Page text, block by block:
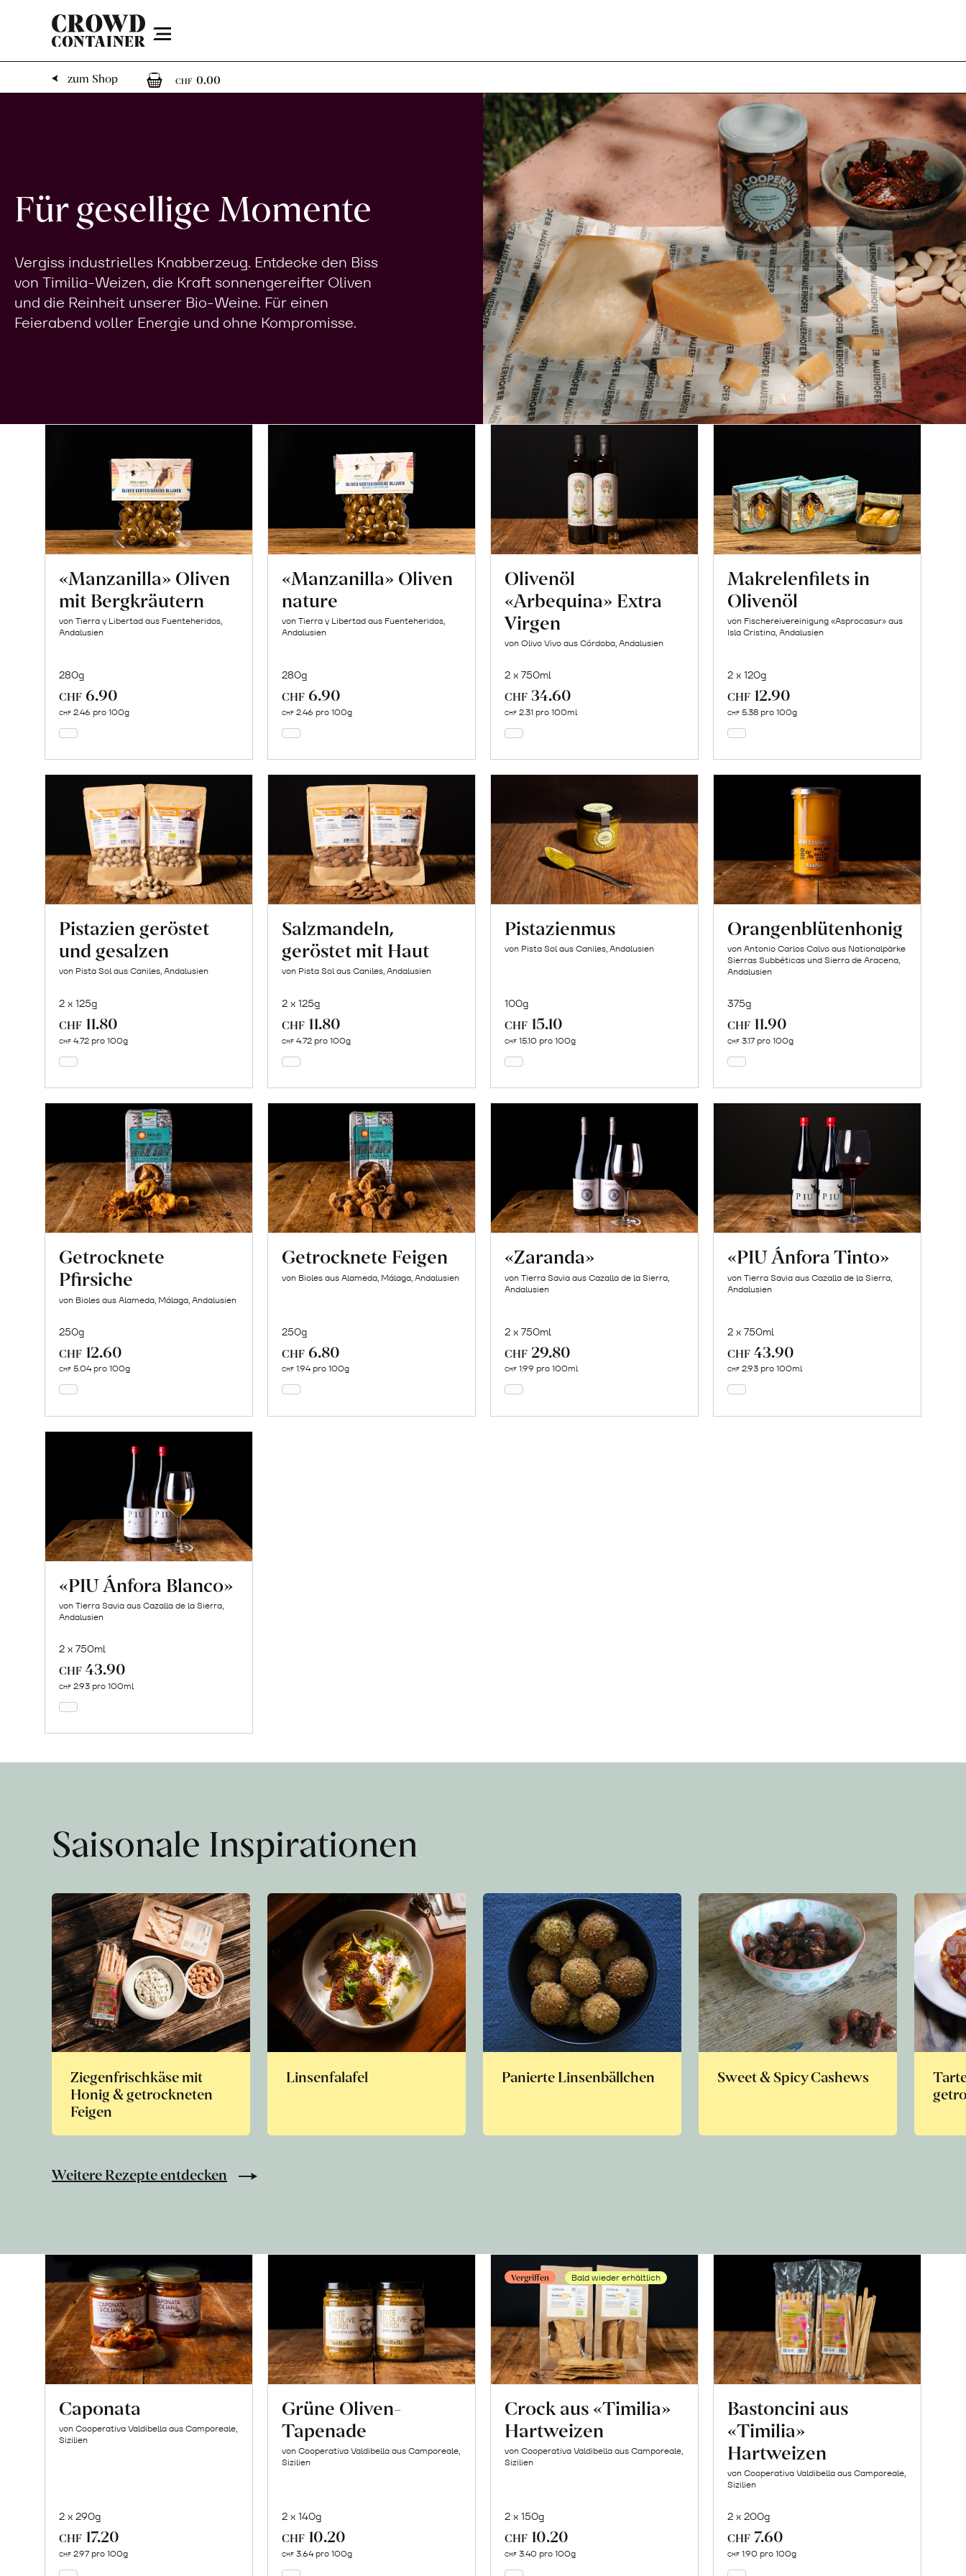
Menu
zum Shop
CHF 0.00
Für gesellige Momente
Vergiss industrielles Knabberzeug. Entdecke den Biss
von Timilia-Weizen, die Kraft sonnengereifter Oliven
und die Reinheit unserer Bio-Weine. Für einen
Feierabend voller Energie und ohne Kompromisse.
«Manzanilla» Oliven
mit Bergkräutern
von Tierra y Libertad aus Fuenteheridos,
Andalusien
280g
CHF 6.90
CHF 2.46 pro 100g
«Manzanilla» Oliven
nature
von Tierra y Libertad aus Fuenteheridos,
Andalusien
280g
CHF 6.90
CHF 2.46 pro 100g
Olivenöl
«Arbequina» Extra
Virgen
von Olivo Vivo aus Córdoba, Andalusien
2 x 750ml
CHF 34.60
CHF 2.31 pro 100ml
Makrelenfilets in
Olivenöl
von Fischereivereinigung «Asprocasur» aus
Isla Cristina, Andalusien
2 x 120g
CHF 12.90
CHF 5.38 pro 100g
Pistazien geröstet
und gesalzen
von Pista Sol aus Caniles, Andalusien
2 x 125g
CHF 11.80
CHF 4.72 pro 100g
Salzmandeln,
geröstet mit Haut
von Pista Sol aus Caniles, Andalusien
2 x 125g
CHF 11.80
CHF 4.72 pro 100g
Pistazienmus
von Pista Sol aus Caniles, Andalusien
100g
CHF 15.10
CHF 15.10 pro 100g
Orangenblütenhonig
von Antonio Carlos Calvo aus Nationalpärke
Sierras Subbéticas und Sierra de Aracena,
Andalusien
375g
CHF 11.90
CHF 3.17 pro 100g
Getrocknete
Pfirsiche
von Bioles aus Alameda, Málaga, Andalusien
250g
CHF 12.60
CHF 5.04 pro 100g
Getrocknete Feigen
von Bioles aus Alameda, Málaga, Andalusien
250g
CHF 6.80
CHF 1.94 pro 100g
«Zaranda»
von Tierra Savia aus Cazalla de la Sierra,
Andalusien
2 x 750ml
CHF 29.80
CHF 1.99 pro 100ml
«PIU Ánfora Tinto»
von Tierra Savia aus Cazalla de la Sierra,
Andalusien
2 x 750ml
CHF 43.90
CHF 2.93 pro 100ml
«PIU Ánfora Blanco»
von Tierra Savia aus Cazalla de la Sierra,
Andalusien
2 x 750ml
CHF 43.90
CHF 2.93 pro 100ml
Saisonale Inspirationen
Ziegenfrischkäse mit
Honig & getrockneten
Feigen
Linsenfalafel Panierte Linsenbällchen Sweet & Spicy Cashews
Weitere Rezepte entdecken
Caponata
von Cooperativa Valdibella aus Camporeale,
Sizilien
2 x 290g
CHF 17.20
CHF 2.97 pro 100g
Grüne Oliven-
Tapenade
von Cooperativa Valdibella aus Camporeale,
Sizilien
2 x 140g
CHF 10.20
CHF 3.64 pro 100g
Vergriffen Bald wieder erhältlich
Crock aus «Timilia»
Hartweizen
von Cooperativa Valdibella aus Camporeale,
Sizilien
2 x 150g
CHF 10.20
CHF 3.40 pro 100g
Bastoncini aus
«Timilia»
Hartweizen
von Cooperativa Valdibella aus Camporeale,
Sizilien
2 x 200g
CHF 7.60
CHF 1.90 pro 100g